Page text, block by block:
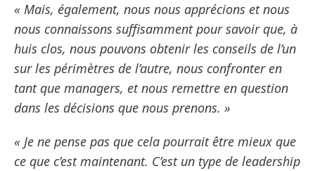
« Mais, également, nous nous apprécions et nous
nous connaissons suffisamment pour savoir que, à
huis clos, nous pouvons obtenir les conseils de l’un
sur les périmètres de l’autre, nous confronter en
tant que managers, et nous remettre en question
dans les décisions que nous prenons. »
« Je ne pense pas que cela pourrait être mieux que
ce que c’est maintenant. C’est un type de leadership